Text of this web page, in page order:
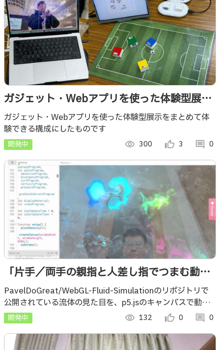
ガジェット・Webアプリを使った体験型展示
（複合版）【2026/3 ＠ 広島・松戸】
ガジェット・Webアプリを使った体験型展示をまとめて体
験できる構成にしたものです
開発中 visibility 300 thumb_up_alt 3 comment 0
「片手／両手の親指と人差し指でつまむ動
作」で流体の見た目を操るインタラクション
【元ネタあり】
PavelDoGreat/WebGL-Fluid-Simulationのリポジトリで
公開されている流体の見た目を、p5.jsのキャンバスで動か
した試作に、AIによる両手の認識を使った機能を加えまし
た
開発中 visibility 132 thumb_up_alt 0 comment 0